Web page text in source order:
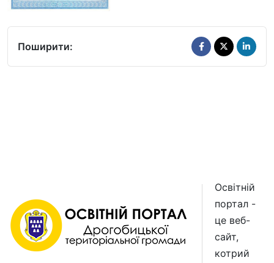
Поширити:
Освітній
портал -
це веб-
сайт,
котрий